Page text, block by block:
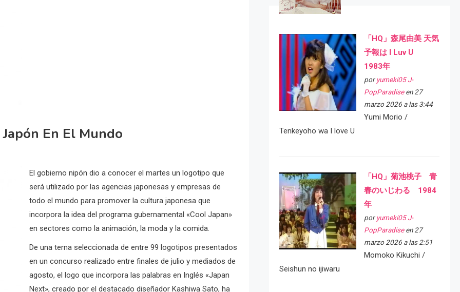
En El Mundo
El gobierno nipón dio a conocer el martes un logotipo que
será utilizado por las agencias japonesas y empresas de
todo el mundo para promover la cultura japonesa que
incorpora la idea del programa gubernamental «Cool Japan»
en sectores como la animación, la moda y la comida.
De una terna seleccionada de entre 99 logotipos presentados
en un concurso realizado entre finales de julio y mediados de
agosto, el logo que incorpora las palabras en Inglés «Japan
Next», creado por el destacado diseñador Kashiwa Sato, ha
「HQ」森尾由美 天気
予報は I Luv U
1983年
por yumeki05 J-
PopParadiseen 27
marzo 2026 a las 3:44
Yumi Morio /
Tenkeyoho wa I love U
「HQ」菊池桃子 青
春のいじわる 1984
年
por yumeki05 J-
PopParadiseen 27
marzo 2026 a las 2:51
Momoko Kikuchi /
Seishun no ijiwaru